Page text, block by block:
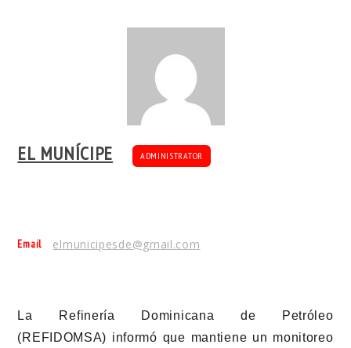
EL MUNÍCIPE ADMINISTRATOR
Email elmunicipesde@gmail.com
La Refinería Dominicana de Petróleo
(REFIDOMSA) informó que mantiene un monitoreo